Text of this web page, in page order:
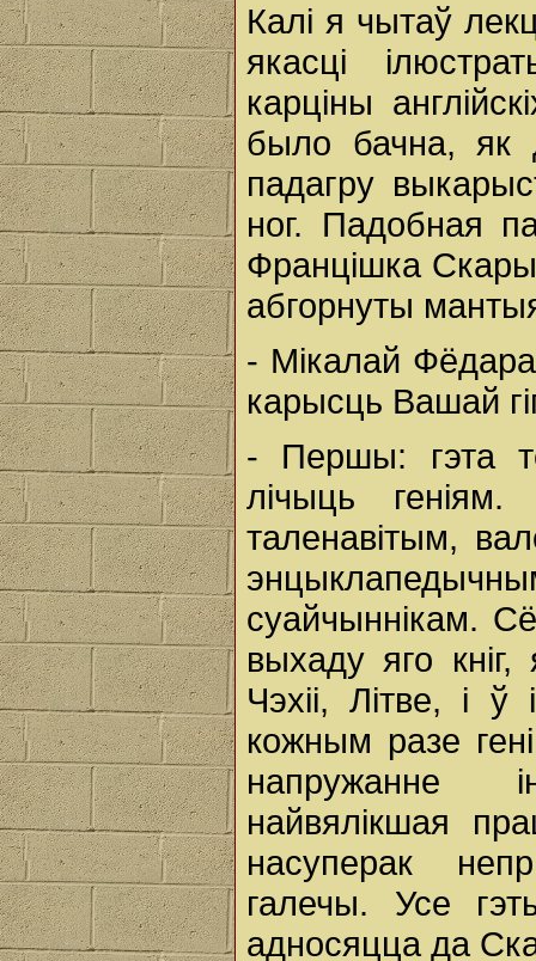
Калі я чытаў
якасці
карціны
было бачна, як
падагру
ног. Падобная
Францішка
абгорнуты
- Мікалай
карысць Вашай
- Першы: гэта
лічыць
таленавітым,
суайчыннікам.
выхаду яго
Чэхіі, Літве, і
кожным разе
напружанне
найвялікшая
насуперак
галечы. Усе
адносяцца да